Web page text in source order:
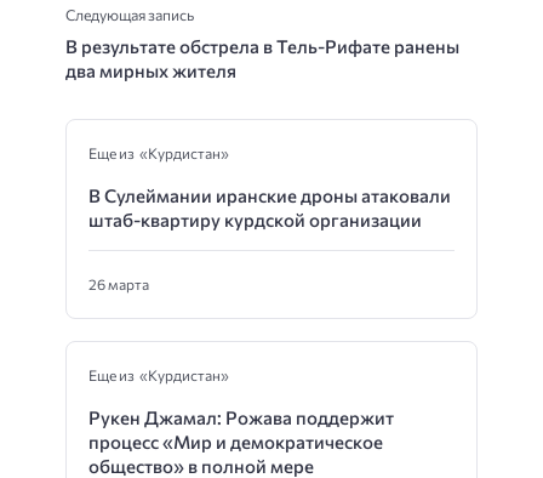
Следующая запись
В результате обстрела в Тель-Рифате ранены
два мирных жителя
Еще из «Курдистан»
В Сулеймании иранские дроны атаковали
штаб-квартиру курдской организации
26 марта
Еще из «Курдистан»
Рукен Джамал: Рожава поддержит
процесс «Мир и демократическое
общество» в полной мере